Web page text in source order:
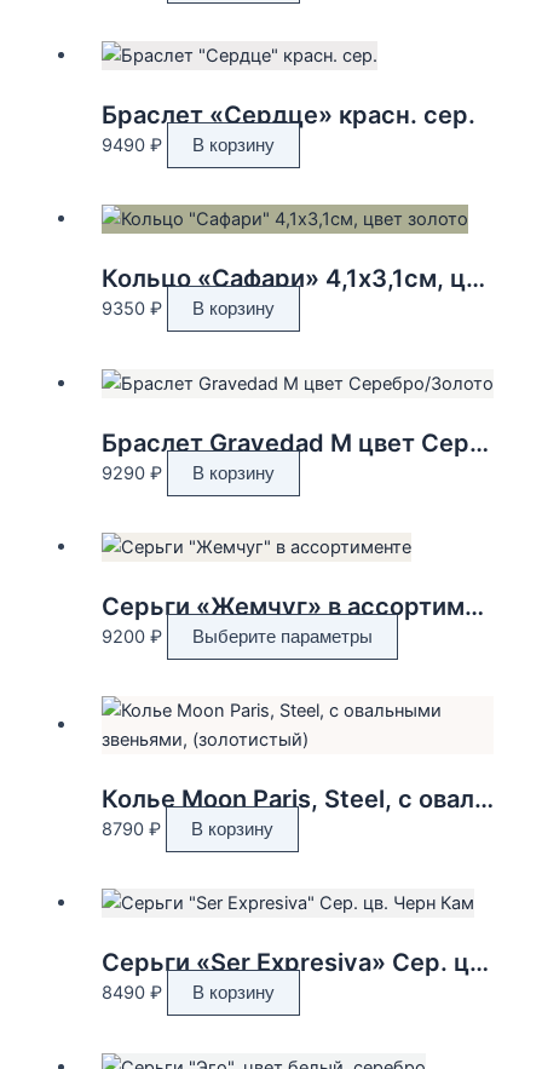
Браслет «Сердце» красн. сер.
9490 ₽ В корзину
Кольцо «Сафари» 4,1х3,1см, цвет золото
9350 ₽ В корзину
Браслет Gravedad M цвет Серебро/Золото
9290 ₽ В корзину
Серьги «Жемчуг» в ассортименте
9200 ₽ Выберите параметры
товар
несколько
можно
странице
Колье Moon Paris, Steel, с овальными звеньями, (золотистый)
8790 ₽ В корзину
Серьги «Ser Expresiva» Сер. цв. Черн Кам
8490 ₽ В корзину